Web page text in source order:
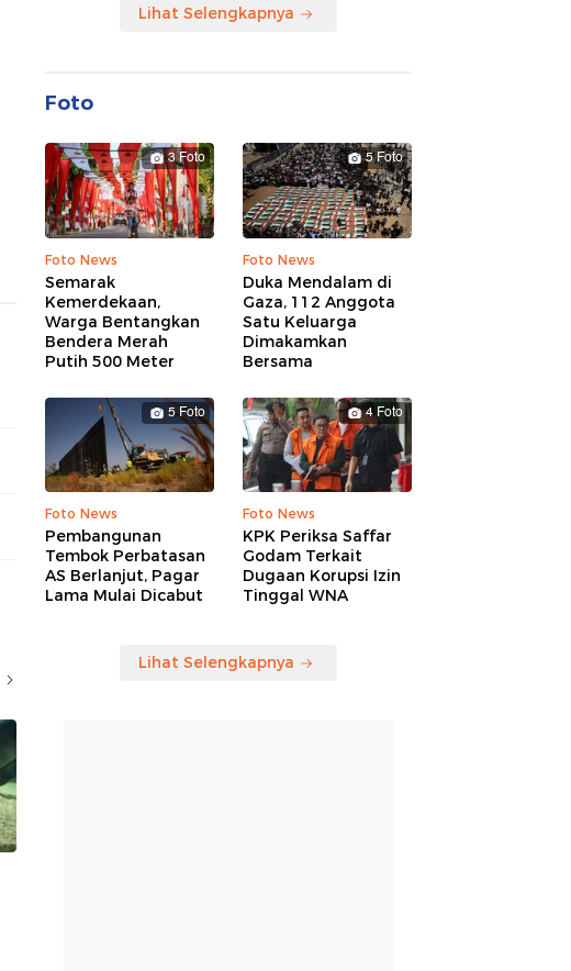
Lihat Selengkapnya
Foto
3 Foto
Foto News
Semarak
Kemerdekaan,
Warga Bentangkan
Bendera Merah
Putih 500 Meter
5 Foto
Foto News
Duka Mendalam di
Gaza, 112 Anggota
Satu Keluarga
Dimakamkan
Bersama
5 Foto
Foto News
Pembangunan
Tembok Perbatasan
AS Berlanjut, Pagar
Lama Mulai Dicabut
4 Foto
Foto News
KPK Periksa Saffar
Godam Terkait
Dugaan Korupsi Izin
Tinggal WNA
Lihat Selengkapnya